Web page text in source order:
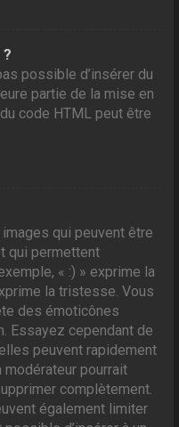
possible d’insérer du
partie de la mise en
code HTML peut être
qui peuvent être
qui permettent
« :) » exprime la
la tristesse. Vous
des émoticônes
Essayez cependant de
peuvent rapidement
pourrait
complètement.
également limiter